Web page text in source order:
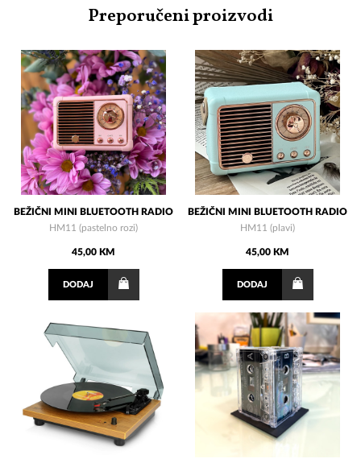
Preporučeni proizvodi
BEŽIČNI MINI BLUETOOTH RADIO
HM11 (pastelno rozi)
45,00 KM
DODAJ
BEŽIČNI MINI BLUETOOTH RADIO
HM11 (plavi)
45,00 KM
DODAJ